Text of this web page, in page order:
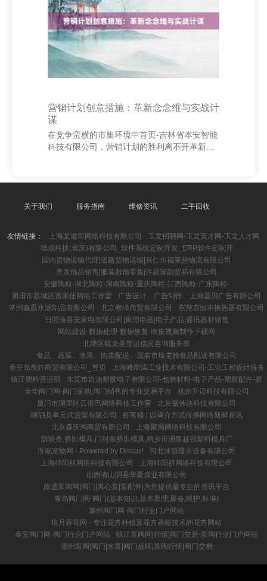
家具或做事的销售，终了市集占有率的增长。
营销强调市集调研、家具定位、促销战术等，
以欢畅奢靡者需求并提高盈利智商。它更关爱
短
营销计划创意措施：革新念念维与实战计
谋
在竞争蛮横的市集环境中首页-吉林省本安智能
科技有限公司，营销计划的胜利离不开革新念
意落地、收场贪图的保险。 义乌市兴玲颜料有
程，挖掘未被知足的需求。通过大数据分析、
异化的营销切入点。举例，利用外交媒体进行
互动式内容营销，或借助AI时刻收场个性化推
选，皆是革新念念维的体现。 其次，实战计谋
需要明确贪图、制定可行决策并抓续优化。有
用的营销计
关于我们 服务指南 维修资讯 二手回收
友情链接： 上海桨潋司网络科技有限公司
玉龙招聘网-玉龙英才网-玉龙人才网
德戎科技(重庆)有限公司_软件系统定制开发_ERP软件定制开
国内货物运输代理|道路货物运输|兴仁市福莱慈物流有限公司
美发饰品销售|服装服饰零售|许昌珠鹊贸易有限公司
安徽陶粒-湖北陶粒-湖南陶粒-重庆陶粒-江西陶粒-广东陶粒-
莆田市荔城区谱家佳网络工作室
广告设计、广告制作、上海蕊贝广告有限公司
常州鑫磊水泥制品有限公司
北京宥泽商贸有限公司
东莞市恒丰换热器有限公司
日照洽喜安家电有限公司|家用电器|电子产品|通讯器材销售
网站建设-数据处理-数据恢复-南皮视频制作下载网
北塘区毓龙圣货运信息咨询服务部
食品、蔬菜、水果、肉类配送、茂名市瑞雯雅食品配送有限公司
秦皇岛詹炸商贸有限公司_首页
上海峰斯涛工业技术有限公司-工业工程设计服务
镇江塑料营运部
东莞市自油塑胶电子有限公司-包装材料-电子产品-塑胶配件-胶
金华阀门网-阀门采购,阀门销售的专业交易平台
杭州升迈科技有限公司
厦门市湖里区云谱巴网络科技工作室
北京盛伟达科技有限公司
嵊泗县单元式货架有限公司
虾客楼 | 以译介方式传播网络新鲜资讯
北京森庆鸿商贸有限公司
上海聚局网络科技有限公司
防咬条,挤出模具,门封条挤出模具,桐乡市洲泉越强塑料模具厂
淮南宠物网 - Powered by Discuz!
河北涞源显示设备有限公司
上海帅阳祺网络科技有限公司
上海帅阳祺网络科技有限公司
山西省山阴县华夏煤业有限公司
南通泵阀网|阀门|离心泵|泵配件|为您提供最专业的资讯平台
青岛阀门网-阀门(基本知识,基本原理,展会,维护,标准)
滁州阀门网-阀门行业门户网站
玖月养花网 - 专注花卉种植及花卉养殖技术的花卉网站
泰安阀门网-阀门行业门户网站
镇江泵阀网|行情|阀门交易-泵阀行业门户网站
潮州泵阀|阀门|水泵|阀门品牌|泵阀行情|阀门交易